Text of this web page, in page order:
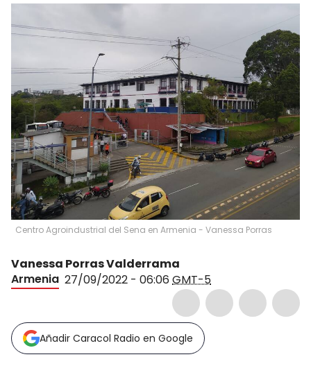
Centro Agroindustrial del Sena en Armenia - Vanessa Porras
Vanessa Porras Valderrama
Armenia 27/09/2022 - 06:06 GMT-5
Añadir Caracol Radio en Google